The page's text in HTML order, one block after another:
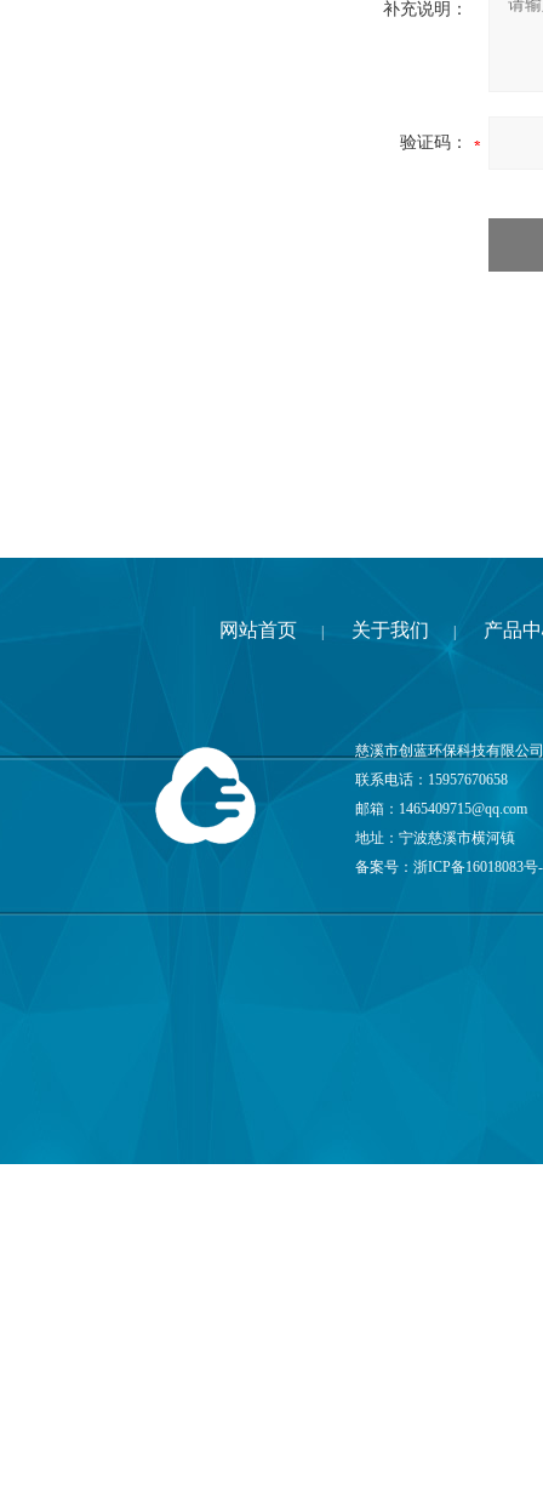
补充说明：
验证码：
网站首页 关于我们 产品
慈溪市创蓝环保科技有限公
联系电话：15957670658
邮箱： 1465409715@qq.com
地址：宁波慈溪市横河镇
备案号： 浙ICP备16018083号